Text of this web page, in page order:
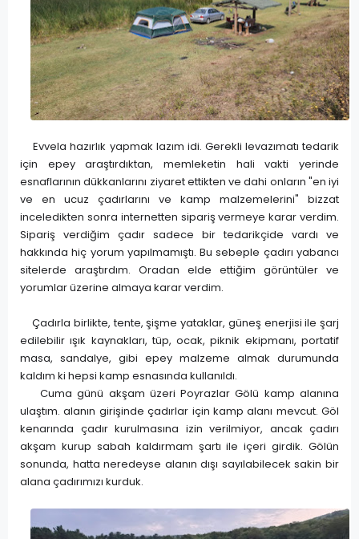
Evvela hazırlık yapmak lazım idi. Gerekli levazımatı tedarik
için epey araştırdıktan, memleketin hali vakti yerinde
esnaflarının dükkanlarını ziyaret ettikten ve dahi onların "en iyi
ve en ucuz çadırlarını ve kamp malzemelerini" bizzat
inceledikten sonra internetten sipariş vermeye karar verdim.
Sipariş verdiğim çadır sadece bir tedarikçide vardı ve
hakkında hiç yorum yapılmamıştı. Bu sebeple çadırı yabancı
sitelerde araştırdım. Oradan elde ettiğim görüntüler ve
yorumlar üzerine almaya karar verdim.
Çadırla birlikte, tente, şişme yataklar, güneş enerjisi ile şarj
edilebilir ışık kaynakları, tüp, ocak, piknik ekipmanı, portatif
masa, sandalye, gibi epey malzeme almak durumunda
kaldım ki hepsi kamp esnasında kullanıldı.
Cuma günü akşam üzeri Poyrazlar Gölü kamp alanına
ulaştım. alanın girişinde çadırlar için kamp alanı mevcut. Göl
kenarında çadır kurulmasına izin verilmiyor, ancak çadırı
akşam kurup sabah kaldırmam şartı ile içeri girdik. Gölün
sonunda, hatta neredeyse alanın dışı sayılabilecek sakin bir
alana çadırımızı kurduk.